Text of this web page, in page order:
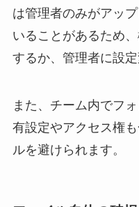
は管理者のみがアッ
いることがあるため
するか、管理者に設
また、チーム内でフ
有設定やアクセス権
ルを避けられます。